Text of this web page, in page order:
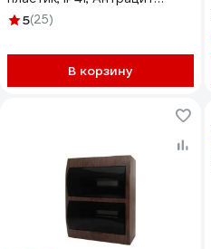
SQ0901-0906
5(25)
В корзину